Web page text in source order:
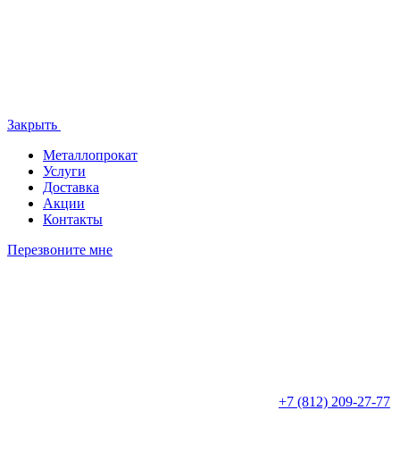
Закрыть
Металлопрокат
Услуги
Доставка
Акции
Контакты
Перезвоните мне
+7 (812) 209-27-77